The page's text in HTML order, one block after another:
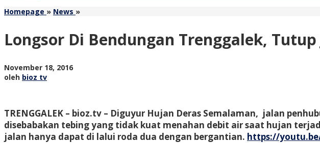
Homepage » News »Longsor
Trenggalek,
Timur
Longsor Di Bendungan Trenggalek,
November 18, 2016oleh
oleh bioz tv
TRENGGALEK – bioz.tv – Diguyur Hujan Deras Semalaman, jalan
disebabakan tebing yang tidak kuat menahan debit air saat hujan
jalan hanya dapat di lalui roda dua dengan bergantian. https://youtu.be/